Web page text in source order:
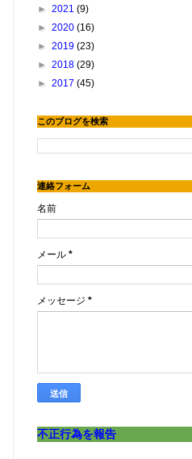
► 2021 (9)
► 2020 (16)
► 2019 (23)
► 2018 (29)
► 2017 (45)
このブログを検索
連絡フォーム
名前
メール *
メッセージ *
不正行為を報告